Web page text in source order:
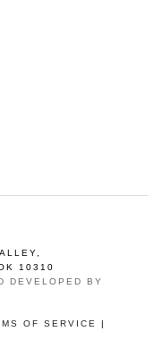
10310
DEVELOPED BY
OF SERVICE